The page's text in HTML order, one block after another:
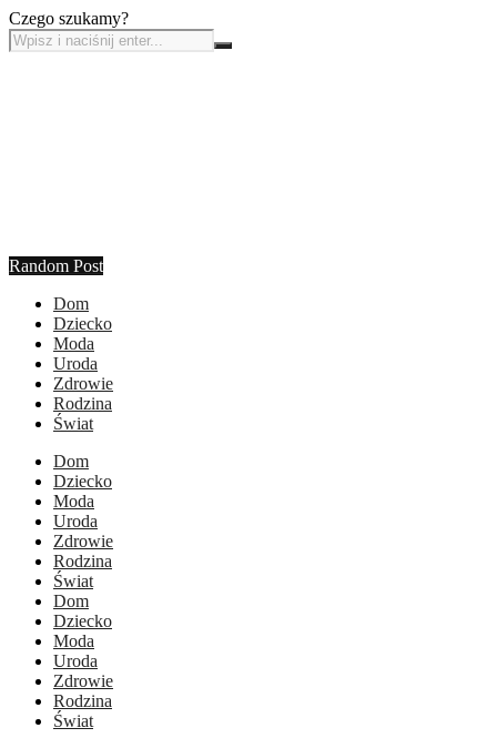
Czego szukamy?
Random Post
Dom
Dziecko
Moda
Uroda
Zdrowie
Rodzina
Świat
Dom
Dziecko
Moda
Uroda
Zdrowie
Rodzina
Świat
Dom
Dziecko
Moda
Uroda
Zdrowie
Rodzina
Świat